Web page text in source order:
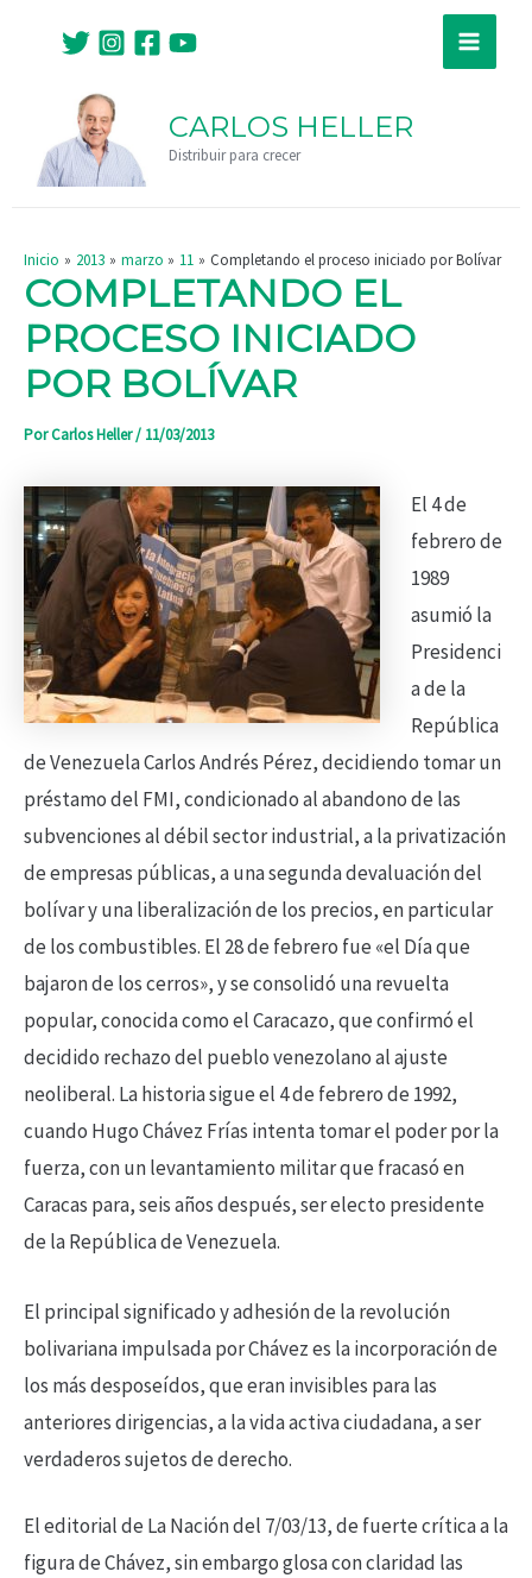
contenido
Main
CARLOS HELLER
Distribuir para crecer
Inicio 2013 marzo 11 Completando el proceso iniciado por Bolívar
COMPLETANDO EL
PROCESO INICIADO
POR BOLÍVAR
PorCarlos Heller/ 11/03/2013
El 4 de
febrero de
1989
asumió la
Presidenci
a de la
República
de Venezuela Carlos Andrés Pérez, decidiendo tomar un
préstamo del FMI, condicionado al abandono de las
subvenciones al débil sector industrial, a la privatización
de empresas públicas, a una segunda devaluación del
bolívar y una liberalización de los precios, en particular
de los combustibles. El 28 de febrero fue «el Día que
bajaron de los cerros», y se consolidó una revuelta
popular, conocida como el Caracazo, que confirmó el
decidido rechazo del pueblo venezolano al ajuste
neoliberal. La historia sigue el 4 de febrero de 1992,
cuando Hugo Chávez Frías intenta tomar el poder por la
fuerza, con un levantamiento militar que fracasó en
Caracas para, seis años después, ser electo presidente
de la República de Venezuela.
El principal significado y adhesión de la revolución
bolivariana impulsada por Chávez es la incorporación de
los más desposeídos, que eran invisibles para las
anteriores dirigencias, a la vida activa ciudadana, a ser
verdaderos sujetos de derecho.
El editorial de La Nación del 7/03/13, de fuerte crítica a la
figura de Chávez, sin embargo glosa con claridad las
entradas